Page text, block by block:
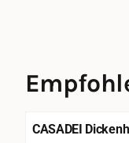
CASADEI